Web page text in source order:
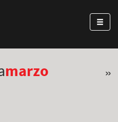
marzo »